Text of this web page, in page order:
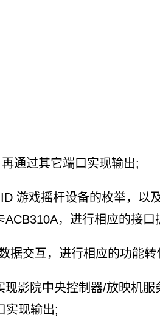
通过其它端口实现输出;
戏摇杆设备的枚举，以
，进行相应的接口
交互，进行相应的功能转
院中央控制器/放映机服
实现输出;